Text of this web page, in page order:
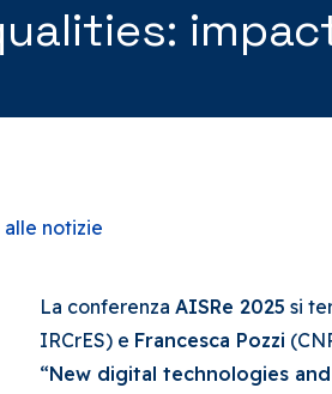
alle notizie
La conferenza AISRe 2025 si
IRCrES) e Francesca Pozzi
“New digital technologies